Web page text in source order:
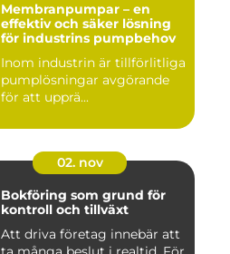
Membranpumpar – en
effektiv och säker lösning
för industrins pumpbehov
Inom industrin är tillförlitliga
pumplösningar avgörande
för att upprä...
02. nov
Bokföring som grund för
kontroll och tillväxt
Att driva företag innebär att